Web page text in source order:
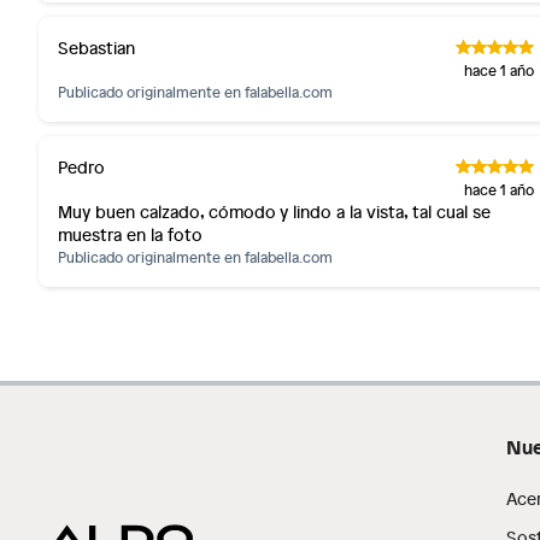
Productos hechos a medida.
Baterías de auto.
Motocicletas y bicicletas motorizadas.
Licores y cigarros electrónicos.
Sebastian
hace 1 año
Publicado originalmente enfalabella.com
Pedro
hace 1 año
Muy buen calzado, cómodo y lindo a la vista, tal cual se
muestra en la foto
Publicado originalmente enfalabella.com